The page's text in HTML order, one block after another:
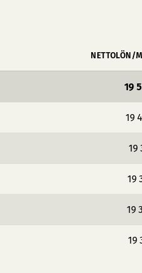
NETTOLÖN/
19
19
19
19
19
19